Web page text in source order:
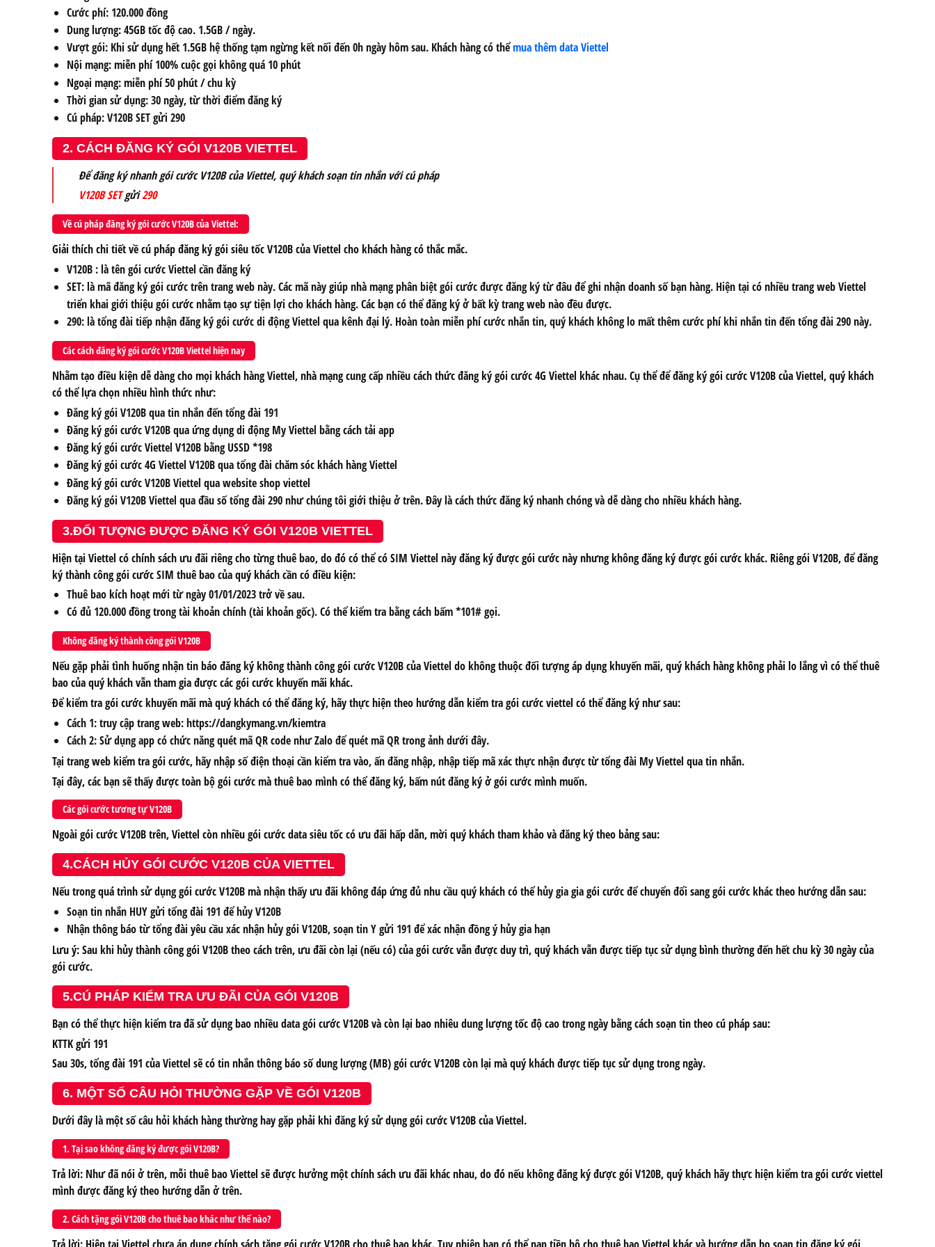
Cước phí: 120.000 đồng
Dung lượng: 45GB tốc độ cao. 1.5GB / ngày.
Vượt gói: Khi sử dụng hết 1.5GB hệ thống tạm ngừng kết nối đến 0h ngày hôm sau. Khách hàng có thểmua thêm data Viettel
Nội mạng: miễn phí 100% cuộc gọi không quá 10 phút
Ngoại mạng: miễn phí 50 phút / chu kỳ
Thời gian sử dụng: 30 ngày, từ thời điểm đăng ký
Cú pháp: V120B SET gửi 290
2. CÁCH ĐĂNG KÝ GÓI V120B VIETTEL
Để đăng ký nhanh gói cước V120B của Viettel, quý khách soạn tin nhắn với cú pháp
V120B SETgửi290
Về cú pháp đăng ký gói cước V120B của Viettel:
Giải thích chi tiết về cú pháp đăng ký gói siêu tốc V120B của Viettel cho khách hàng có thắc mắc.
V120B : là tên gói cước Viettel cần đăng ký
SET: là mã đăng ký gói cước trên trang web này. Các mã này giúp nhà mạng phân biệt gói cước được đăng ký từ đâu để ghi nhận doanh số bạn hàng. Hiện tại có nhiều trang web Viettel
triển khai giới thiệu gói cước nhằm tạo sự tiện lợi cho khách hàng. Các bạn có thể đăng ký ở bất kỳ trang web nào đều được.
290: là tổng đài tiếp nhận đăng ký gói cước di động Viettel qua kênh đại lý. Hoàn toàn miễn phí cước nhắn tin, quý khách không lo mất thêm cước phí khi nhắn tin đến tổng đài 290 này.
Các cách đăng ký gói cước V120B Viettel hiện nay
Nhằm tạo điều kiện dễ dàng cho mọi khách hàng Viettel, nhà mạng cung cấp nhiều cách thức đăng ký gói cước 4G Viettel khác nhau. Cụ thể để đăng ký gói cước V120B của Viettel, quý khách
có thể lựa chọn nhiều hình thức như:
Đăng ký gói V120B qua tin nhắn đến tổng đài 191
Đăng ký gói cước V120B qua ứng dụng di động My Viettel bằng cách tải app
Đăng ký gói cước Viettel V120B bằng USSD *198
Đăng ký gói cước 4G Viettel V120B qua tổng đài chăm sóc khách hàng Viettel
Đăng ký gói cước V120B Viettel qua website shop viettel
Đăng ký gói V120B Viettel qua đầu số tổng đài 290 như chúng tôi giới thiệu ở trên. Đây là cách thức đăng ký nhanh chóng và dễ dàng cho nhiều khách hàng.
3.ĐỐI TƯỢNG ĐƯỢC ĐĂNG KÝ GÓI V120B VIETTEL
Hiện tại Viettel có chính sách ưu đãi riêng cho từng thuê bao, do đó có thể có SIM Viettel này đăng ký được gói cước này nhưng không đăng ký được gói cước khác. Riêng gói V120B, để đăng
ký thành công gói cước SIM thuê bao của quý khách cần có điều kiện:
Thuê bao kích hoạt mới từ ngày 01/01/2023 trở về sau.
Có đủ 120.000 đồng trong tài khoản chính (tài khoản gốc). Có thể kiểm tra bằng cách bấm *101# gọi.
Không đăng ký thành công gói V120B
Nếu gặp phải tình huống nhận tin báo đăng ký không thành công gói cước V120B của Viettel do không thuộc đối tượng áp dụng khuyến mãi, quý khách hàng không phải lo lắng vì có thể thuê
bao của quý khách vẫn tham gia được các gói cước khuyến mãi khác.
Để kiểm tra gói cước khuyến mãi mà quý khách có thể đăng ký, hãy thực hiện theo hướng dẫn kiểm tra gói cước viettel có thể đăng ký như sau:
Cách 1: truy cập trang web: https://dangkymang.vn/kiemtra
Cách 2: Sử dụng app có chức năng quét mã QR code như Zalo để quét mã QR trong ảnh dưới đây.
Tại trang web kiểm tra gói cước, hãy nhập số điện thoại cần kiểm tra vào, ấn đăng nhập, nhập tiếp mã xác thực nhận được từ tổng đài My Viettel qua tin nhắn.
Tại đây, các bạn sẽ thấy được toàn bộ gói cước mà thuê bao mình có thể đăng ký, bấm nút đăng ký ở gói cước mình muốn.
Các gói cước tương tự V120B
Ngoài gói cước V120B trên, Viettel còn nhiều gói cước data siêu tốc có ưu đãi hấp dẫn, mời quý khách tham khảo và đăng ký theo bảng sau:
4.CÁCH HỦY GÓI CƯỚC V120B CỦA VIETTEL
Nếu trong quá trình sử dụng gói cước V120B mà nhận thấy ưu đãi không đáp ứng đủ nhu cầu quý khách có thể hủy gia gia gói cước để chuyển đổi sang gói cước khác theo hướng dẫn sau:
Soạn tin nhắn HUY gửi tổng đài 191 để hủy V120B
Nhận thông báo từ tổng đài yêu cầu xác nhận hủy gói V120B, soạn tin Y gửi 191 để xác nhận đồng ý hủy gia hạn
Lưu ý: Sau khi hủy thành công gói V120B theo cách trên, ưu đãi còn lại (nếu có) của gói cước vẫn được duy trì, quý khách vẫn được tiếp tục sử dụng bình thường đến hết chu kỳ 30 ngày của
gói cước.
5.CÚ PHÁP KIỂM TRA ƯU ĐÃI CỦA GÓI V120B
Bạn có thể thực hiện kiểm tra đã sử dụng bao nhiều data gói cước V120B và còn lại bao nhiêu dung lượng tốc độ cao trong ngày bằng cách soạn tin theo cú pháp sau:
KTTK gửi 191
Sau 30s, tổng đài 191 của Viettel sẽ có tin nhắn thông báo số dung lượng (MB) gói cước V120B còn lại mà quý khách được tiếp tục sử dụng trong ngày.
6. MỘT SỐ CÂU HỎI THƯỜNG GẶP VỀ GÓI V120B
Dưới đây là một số câu hỏi khách hàng thường hay gặp phải khi đăng ký sử dụng gói cước V120B của Viettel.
1. Tại sao không đăng ký được gói V120B?
Trả lời: Như đã nói ở trên, mỗi thuê bao Viettel sẽ được hưởng một chính sách ưu đãi khác nhau, do đó nếu không đăng ký được gói V120B, quý khách hãy thực hiện kiểm tra gói cước viettel
mình được đăng ký theo hướng dẫn ở trên.
2. Cách tặng gói V120B cho thuê bao khác như thế nào?